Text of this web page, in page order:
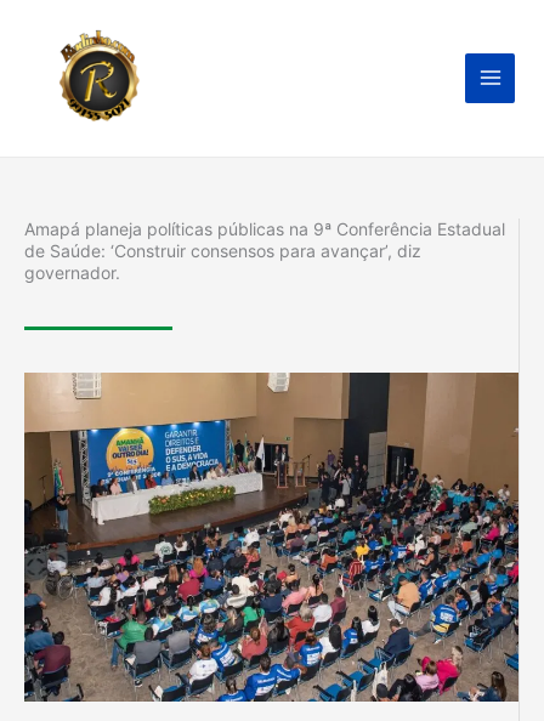
conteúdo
Amapá planeja políticas públicas na 9ª Conferência Estadual
de Saúde: ‘Construir consensos para avançar’, diz
governador.